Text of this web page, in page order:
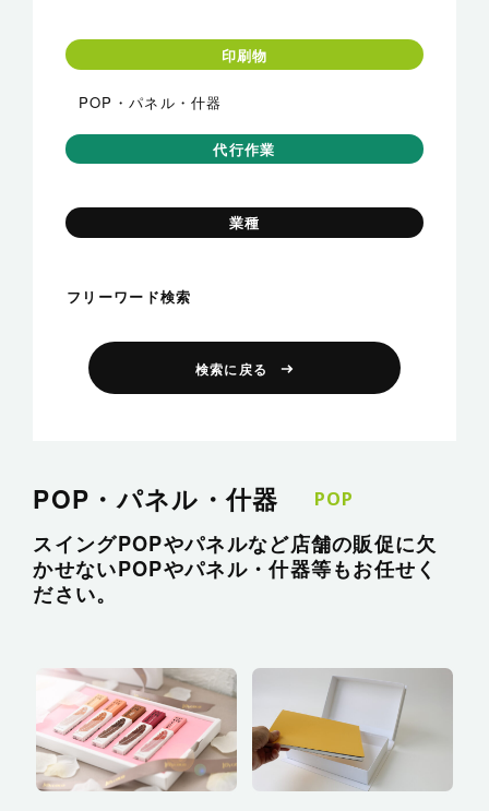
印刷物
POP・パネル・什器
代行作業
業種
フリーワード検索
検索に戻る
POP・パネル・什器 POP
スイングPOPやパネルなど店舗の販促に欠
かせないPOPやパネル・什器等もお任せく
ださい。